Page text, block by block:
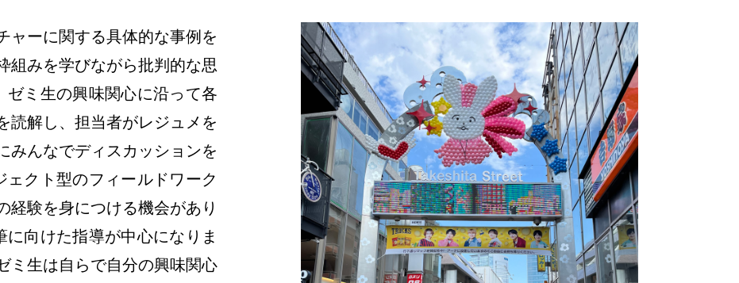
ャーに関する具体的な事例を
組みを学びながら批判的な思
ミ生の興味関心に沿って各
読解し、担当者がレジュメを
みんなでディスカッションを
ェクト型のフィールドワーク
経験を身につける機会があり
向けた指導が中心になりま
ミ生は自らで自分の興味関心